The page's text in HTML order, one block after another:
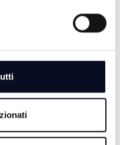
TUTTE LE NOTIZIE